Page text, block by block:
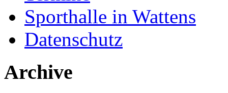
Sporthalle in Wattens
Datenschutz
Archive